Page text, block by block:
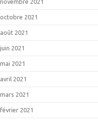
octobre 2021
août 2021
juin 2021
mai 2021
avril 2021
mars 2021
février 2021